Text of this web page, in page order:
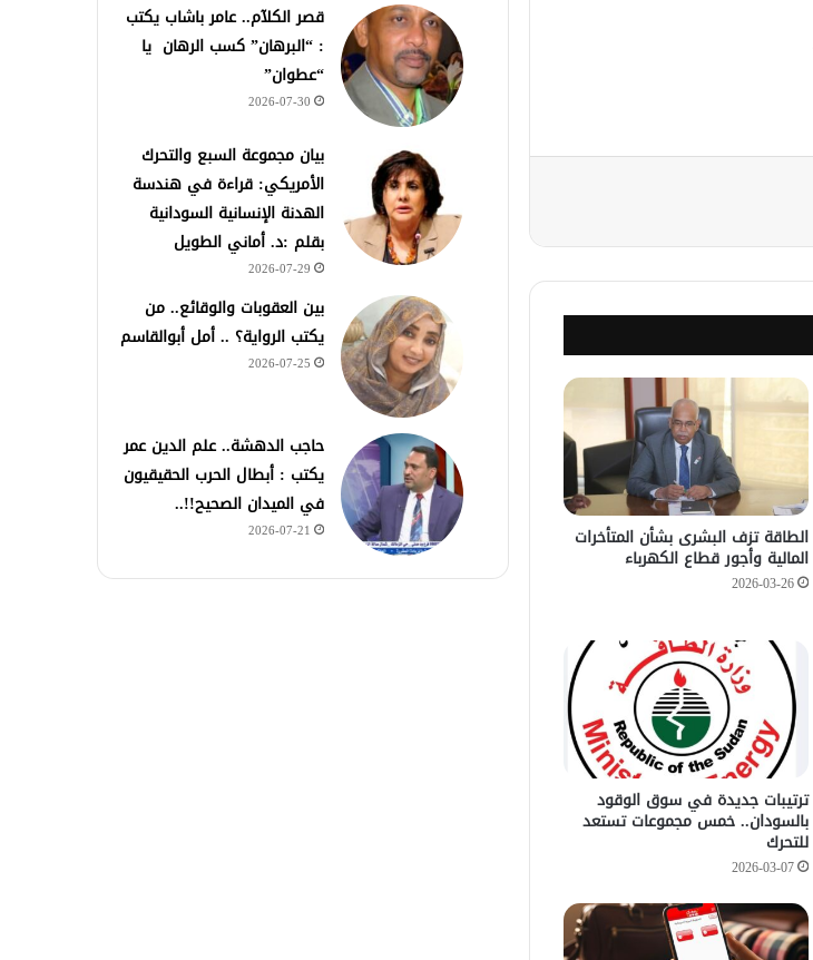
الطاقة تزف البشرى بشأن المتأخرات
المالية وأجور قطاع الكهرباء
2026-03-26
ترتيبات جديدة في سوق الوقود
بالسودان.. خمس مجموعات تستعد
للتحرك
2026-03-07
قصر الكلآم.. عامر باشاب يكتب
: “البرهان” كسب الرهان يا
“عطوان”
2026-07-30
بيان مجموعة السبع والتحرك
الأمريكي: قراءة في هندسة
الهدنة الإنسانية السودانية
بقلم :د. أماني الطويل
2026-07-29
بين العقوبات والوقائع.. من
يكتب الرواية؟ .. أمل أبوالقاسم
2026-07-25
حاجب الدهشة.. علم الدين عمر
يكتب : أبطال الحرب الحقيقيون
في الميدان الصحيح!!..
2026-07-21